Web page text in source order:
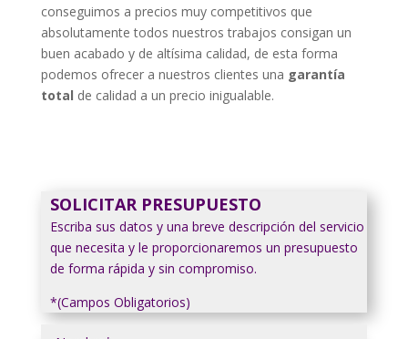
conseguimos a precios muy competitivos que
absolutamente todos nuestros trabajos consigan un
buen acabado y de altísima calidad, de esta forma
podemos ofrecer a nuestros clientes una garantía
total de calidad a un precio inigualable.
SOLICITAR PRESUPUESTO
Escriba sus datos y una breve descripción del servicio
que necesita y le proporcionaremos un presupuesto
de forma rápida y sin compromiso.
*(Campos Obligatorios)